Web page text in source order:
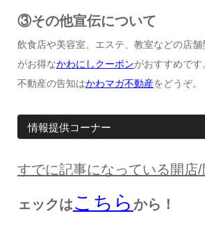
③その他宣伝について
飲食店や美容室、エステ、教室などの店
がお得なかわにしクーポンがおすすめです
不動産の告知はかわマガ不動産をどうぞ。
情報提供コーナー
すでに記事になっている開店/
ェックはこちら から！